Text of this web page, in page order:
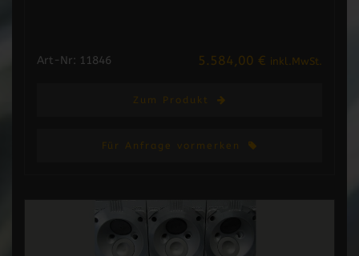
Art-Nr: 11846 5.584,00 € inkl.MwSt.
Zum Produkt
Für Anfrage vormerken